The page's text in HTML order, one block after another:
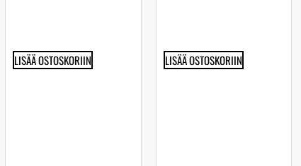
LISÄÄ OSTOSKORIIN LISÄÄ OSTOSKORIIN